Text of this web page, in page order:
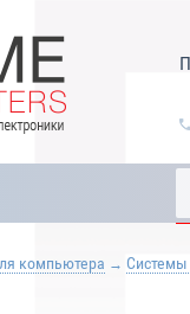
компьютера